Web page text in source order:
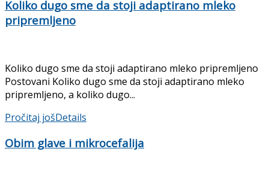
Koliko dugo sme da stoji adaptirano mleko
pripremljeno
Koliko dugo sme da stoji adaptirano mleko pripremljeno
Postovani Koliko dugo sme da stoji adaptirano mleko
pripremljeno, a koliko dugo...
Pročitaj jošDetails
Obim glave i mikrocefalija